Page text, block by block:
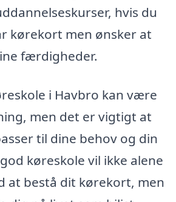
hvis du
kørekort men ønsker at
færdigheder.
i Havbro kan være
men det er vigtigt at
til dine behov og din
køreskole vil ikke alene
at bestå dit kørekort, men